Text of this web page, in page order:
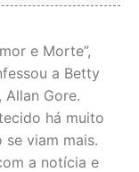
e Morte”,
a Betty
Gore.
há muito
se viam mais.
a notícia e